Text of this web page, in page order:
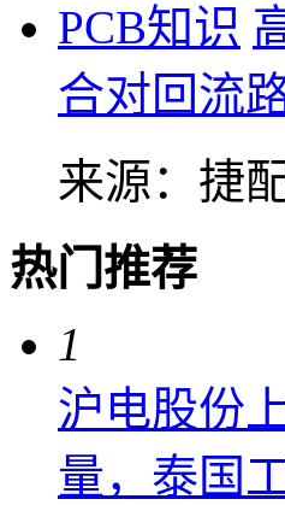
PCB知识
合对回流
来源：捷
热门推荐
1
沪电股份
量，泰国